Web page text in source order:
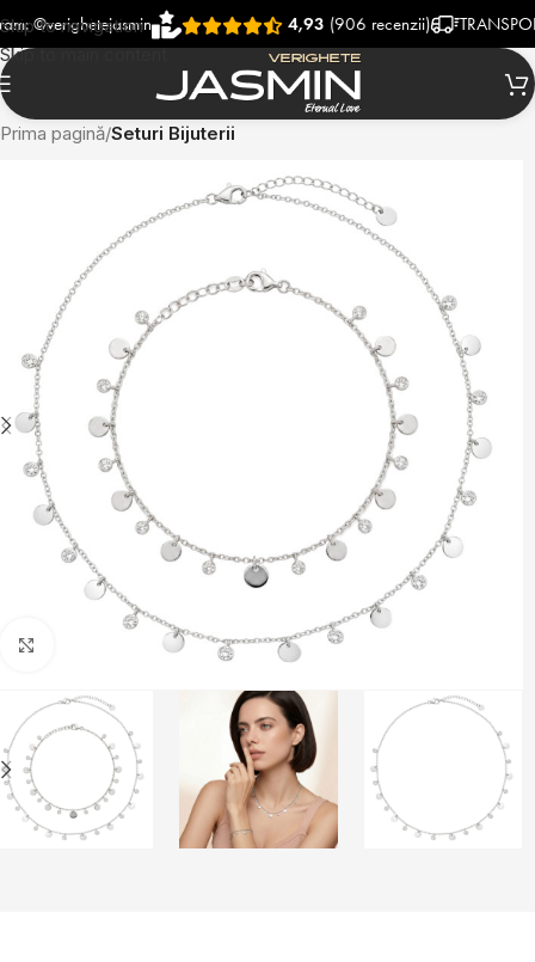
Skip to navigation
Skip to main content
4,93(906 recenzii) TRANSPORT
Prima pagină Seturi Bijuterii
Faceți click pentru a mări